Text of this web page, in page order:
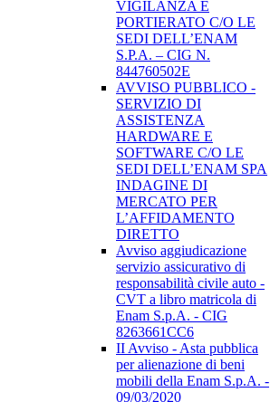
VIGILANZA E
PORTIERATO C/O LE
SEDI DELL’ENAM
S.P.A. – CIG N.
844760502E
AVVISO PUBBLICO -
SERVIZIO DI
ASSISTENZA
HARDWARE E
SOFTWARE C/O LE
SEDI DELL’ENAM SPA
INDAGINE DI
MERCATO PER
L’AFFIDAMENTO
DIRETTO
Avviso aggiudicazione
servizio assicurativo di
responsabilità civile auto -
CVT a libro matricola di
Enam S.p.A. - CIG
8263661CC6
II Avviso - Asta pubblica
per alienazione di beni
mobili della Enam S.p.A. -
09/03/2020